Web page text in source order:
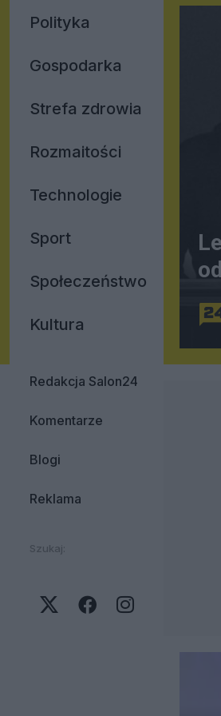
Polityka
Gospodarka
Strefa zdrowia
Rozmaitości
Technologie
Sport
Społeczeństwo
Kultura
Redakcja Salon24
Komentarze
Blogi
Reklama
Szukaj: